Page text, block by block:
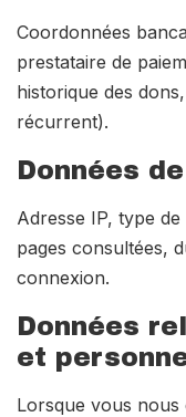
Coordonnées
prestataire de
historique des
récurrent).
Données
Adresse IP, type
pages consultées,
connexion.
Données
et
Lorsque vous